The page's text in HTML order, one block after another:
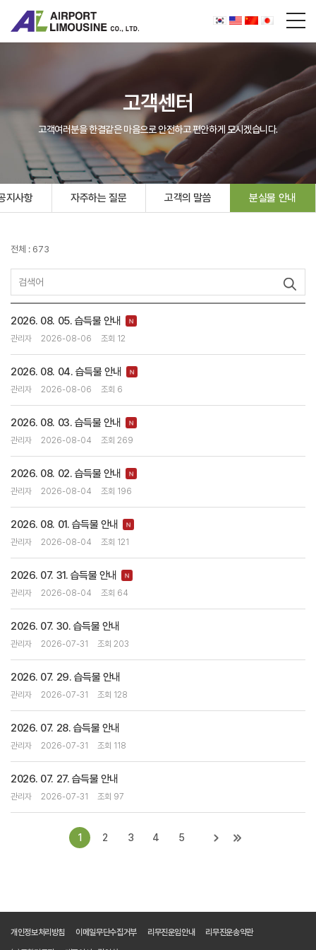
고객센터
고객여러분을 한결같은 마음으로 안전하고 편안하게 모시겠습니다.
지사항 자주하는 질문 고객의 말씀 분실물 안내
전체 : 673
2026. 08. 05. 습득물 안내
관리자 2026-08-06 조회 12
2026. 08. 04. 습득물 안내
관리자 2026-08-06 조회 6
2026. 08. 03. 습득물 안내
관리자 2026-08-04 조회 269
2026. 08. 02. 습득물 안내
관리자 2026-08-04 조회 196
2026. 08. 01. 습득물 안내
관리자 2026-08-04 조회 121
2026. 07. 31. 습득물 안내
관리자 2026-08-04 조회 64
2026. 07. 30. 습득물 안내
관리자 2026-07-31 조회 203
2026. 07. 29. 습득물 안내
관리자 2026-07-31 조회 128
2026. 07. 28. 습득물 안내
관리자 2026-07-31 조회 118
2026. 07. 27. 습득물 안내
관리자 2026-07-31 조회 97
1 2 3 4 5
개인정보처리방침 이메일무단수집거부 리무진운임안내 리무진운송약관